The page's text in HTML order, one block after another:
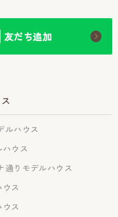
友だち追加
ルハウス
ウス
通りモデルハウス
ス
ス